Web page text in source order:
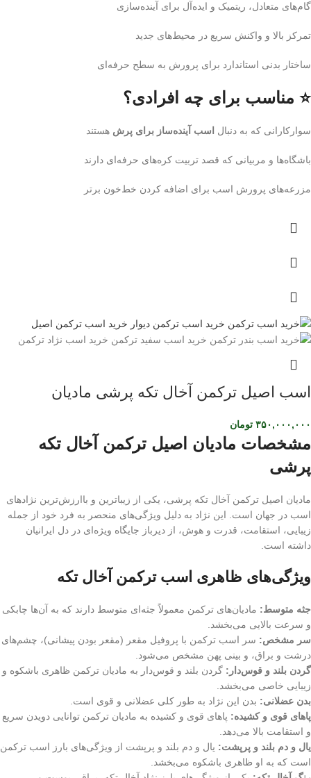
گام‌های متعادل، ریتمیک و ایده‌آل برای آینده‌سازی
تمرکز بالا و واکنش سریع در محیط‌های جدید
ساختار بدنی استاندارد برای پرورش به سطح حرفه‌ای
⭐ مناسب برای چه افرادی؟
سوارکارانی که به دنبال اسب آینده‌ساز برای پرش هستند
باشگاه‌ها و مربیانی که قصد تربیت کره‌های حرفه‌ای دارند
مزرعه‌های پرورش اسب برای اضافه کردن خط‌خون برتر
اسب اصیل ترکمن آخال تکه پرشی مادیان
۳۵۰,۰۰۰,۰۰۰ تومان
مشخصات مادیان اصیل ترکمن آخال تکه
پرشی
مادیان اصیل ترکمن آخال تکه پرشی، یکی از زیباترین و باارزش‌ترین نژادهای
اسب در جهان است. این نژاد به دلیل ویژگی‌های منحصر به فرد خود از جمله
زیبایی، استقامت، قدرت و هوش، از دیرباز جایگاه ویژه‌ای در دل ایرانیان
داشته است.
ویژگی‌های ظاهری اسب ترکمن آخال تکه
جثه متوسط: مادیان‌های ترکمن معمولاً جثه‌ای متوسط دارند که به آن‌ها چابکی
و سرعت بالایی می‌بخشد.
سر مشخص: سر اسب ترکمن با پروفیل مقعر (مقعر بودن پیشانی)، چشم‌های
درشت و براق، و بینی پهن مشخص می‌شود.
گردن بلند و قوس‌دار: گردن بلند و قوس‌دار به مادیان ترکمن ظاهری باشکوه و
زیبایی خاصی می‌بخشد.
بدن عضلانی: بدن این نژاد به طور کلی عضلانی و قوی است.
پاهای قوی و کشیده: پاهای قوی و کشیده به مادیان ترکمن توانایی دویدن سریع
و استقامت بالا می‌دهد.
یال و دم بلند و پرپشت: یال و دم بلند و پرپشت از ویژگی‌های بارز اسب ترکمن
است که به او ظاهری باشکوه می‌بخشد.